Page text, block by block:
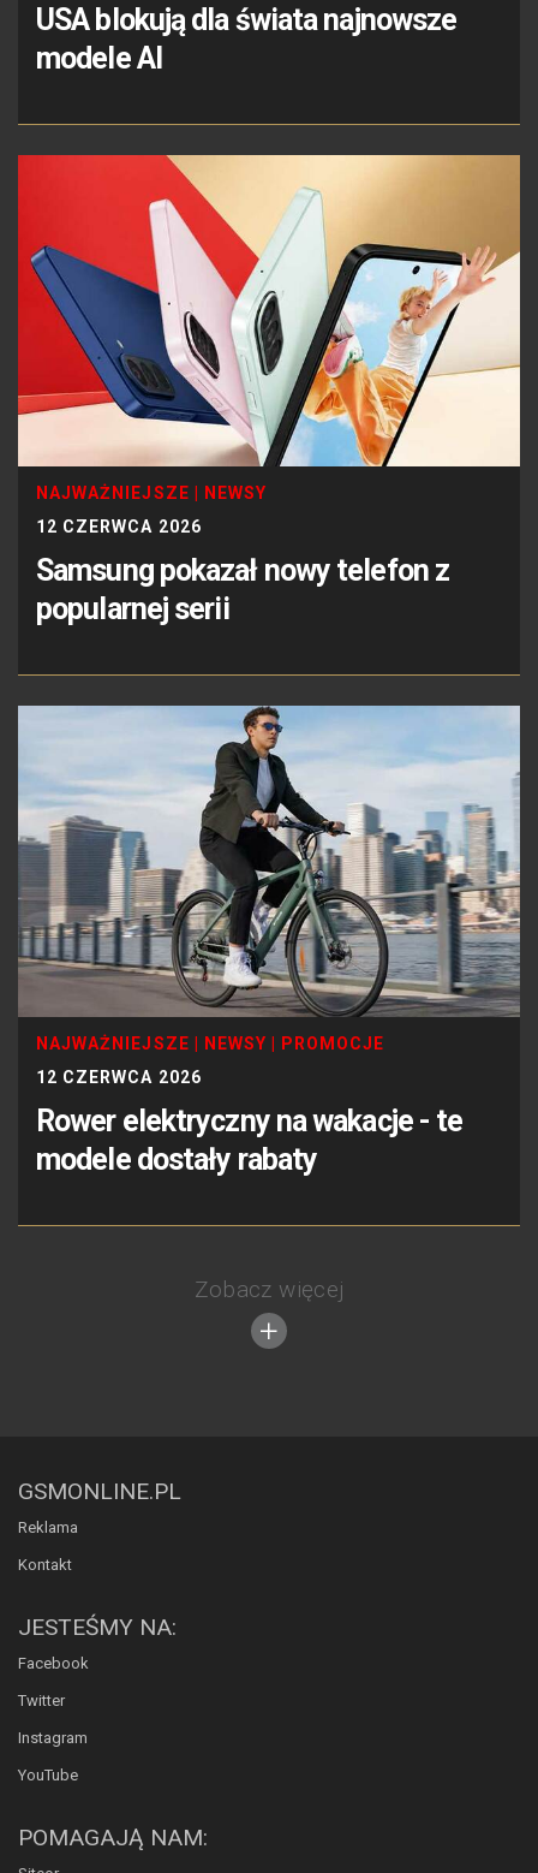
USA blokują dla świata najnowsze
modele AI
NAJWAŻNIEJSZE
NEWSY
12 CZERWCA 2026
Samsung pokazał nowy telefon z
popularnej serii
NAJWAŻNIEJSZE NEWSY
PROMOCJE
12 CZERWCA 2026
Rower elektryczny na wakacje - te
modele dostały rabaty
Zobacz więcej
GSMONLINE.PL
Reklama
Kontakt
JESTEŚMY NA:
Facebook
Twitter
Instagram
YouTube
POMAGAJĄ NAM: